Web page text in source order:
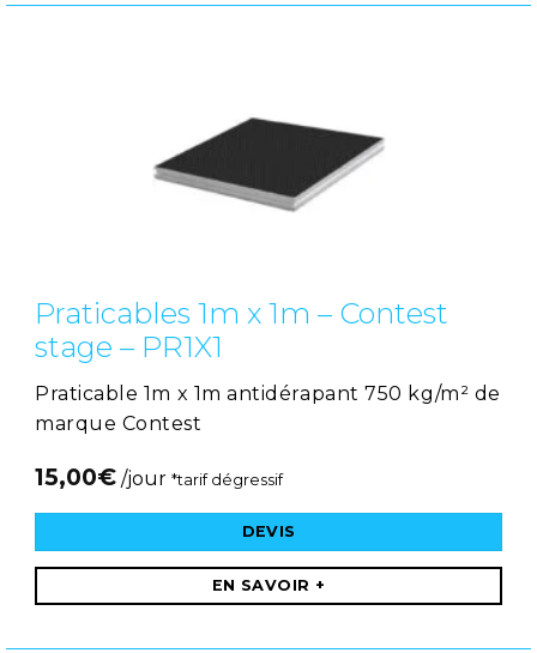
Praticables 1m x 1m – Contest
stage – PR1X1
Praticable 1m x 1m antidérapant 750 kg/m² de
marque Contest
15,00€ /jour *tarif dégressif
DEVIS
EN SAVOIR +